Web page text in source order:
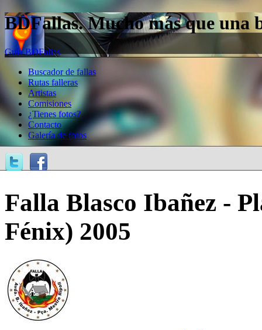
BDFallas. Mucho más que una
Guía BDFallas
Buscador de fallas
Rutas falleras
Artistas
Comisiones
¿Tienes fotos?
Contacto
Galería de fotos
Falla Blasco Ibañez -
Fénix) 2005